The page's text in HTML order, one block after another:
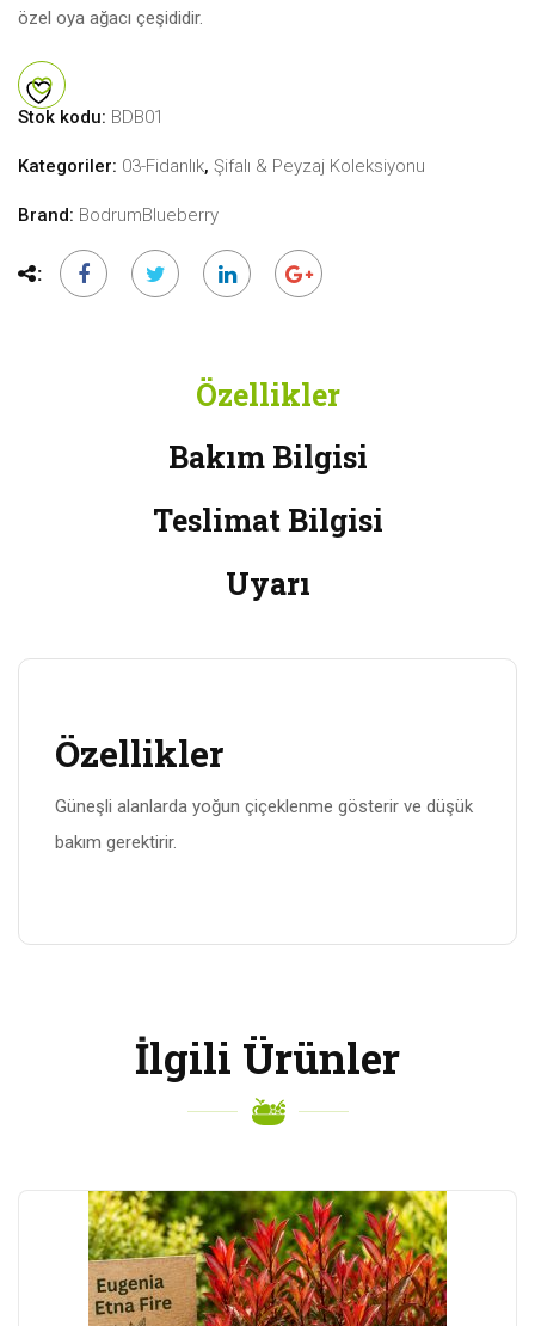
özel oya ağacı çeşididir.
Stok kodu: BDB01
Kategoriler: 03-Fidanlık, Şifalı & Peyzaj Koleksiyonu
Brand: BodrumBlueberry
Özellikler
Bakım Bilgisi
Teslimat Bilgisi
Uyarı
Özellikler
Güneşli alanlarda yoğun çiçeklenme gösterir ve düşük
bakım gerektirir.
İlgili Ürünler